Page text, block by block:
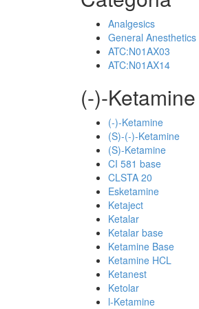
Analgesics
General Anesthetics
ATC:N01AX03
ATC:N01AX14
(-)-
(-)-Ketamine
(S)-(-)-Ketamine
(S)-Ketamine
CI 581 base
CLSTA 20
Esketamine
Ketaject
Ketalar
Ketalar base
Ketamine Base
Ketamine HCL
Ketanest
Ketolar
l-Ketamine